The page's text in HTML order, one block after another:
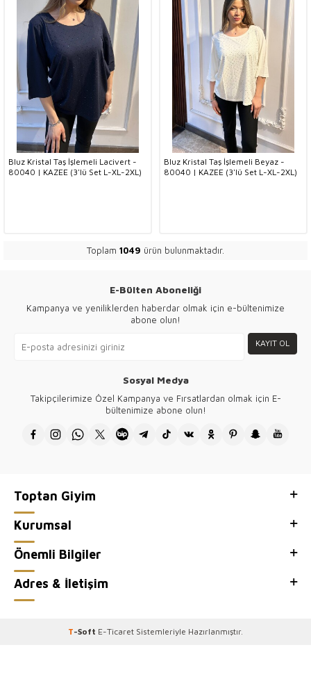
Bluz Kristal Taş İşlemeli Lacivert -
80040 | KAZEE (3'lü Set L-XL-2XL)
Bluz Kristal Taş İşlemeli Beyaz -
80040 | KAZEE (3'lü Set L-XL-2XL)
Toplam 1049 ürün bulunmaktadır.
E-Bülten Aboneliği
Kampanya ve yeniliklerden haberdar olmak için e-bültenimize
abone olun!
KAYIT OL
Sosyal Medya
Takipçilerimize Özel Kampanya ve Fırsatlardan olmak için E-
bültenimize abone olun!
Toptan Giyim
Kurumsal
Önemli Bilgiler
Adres & İletişim
T-Soft E-Ticaret Sistemleriyle Hazırlanmıştır.